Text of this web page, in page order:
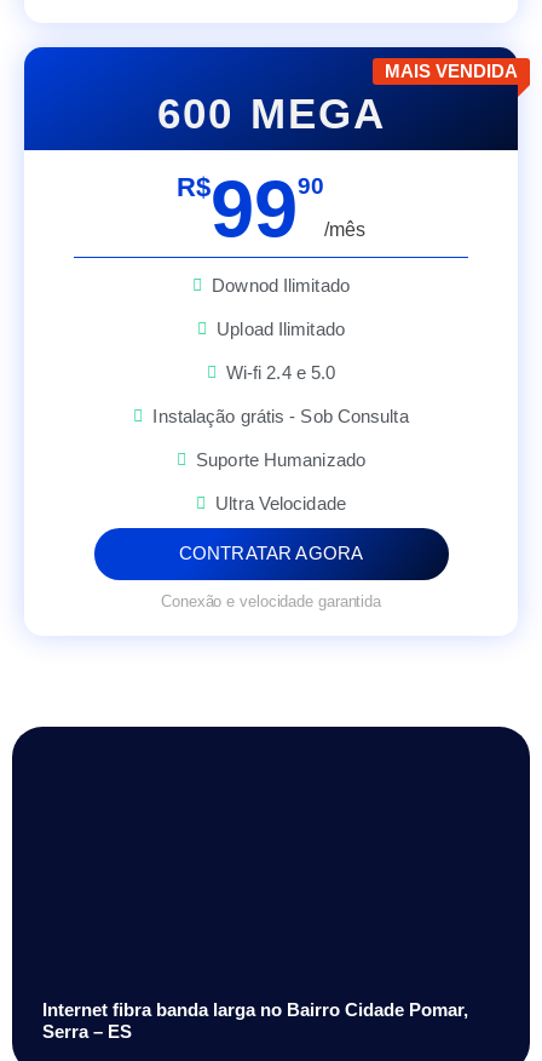
600 MEGA
R$9990
/mês
Downod Ilimitado
Upload Ilimitado
Wi-fi 2.4 e 5.0
Instalação grátis - Sob Consulta
Suporte Humanizado
Ultra Velocidade
CONTRATAR AGORA
Conexão e velocidade garantida
MAIS VENDIDA
Internet fibra banda larga no Bairro Cidade Pomar,
Serra – ES